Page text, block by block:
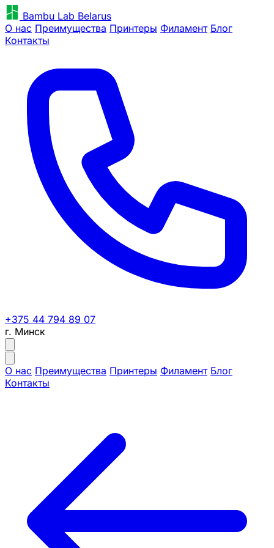
Bambu Lab Belarus
О нас Преимущества Принтеры Филамент Блог
Контакты
+375 44 794 89 07
г. Минск
О нас Преимущества Принтеры Филамент Блог
Контакты